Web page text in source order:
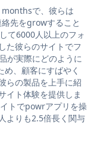
で、彼らは
先をgrowすること
て6000人以上のフォ
た彼らのサイトでフ
が実際にどのように
、顧客にすばやく
らの製品を上手に紹
イト体験を提供しま
トでpowrアプリを操
よりも2.5倍長く関与